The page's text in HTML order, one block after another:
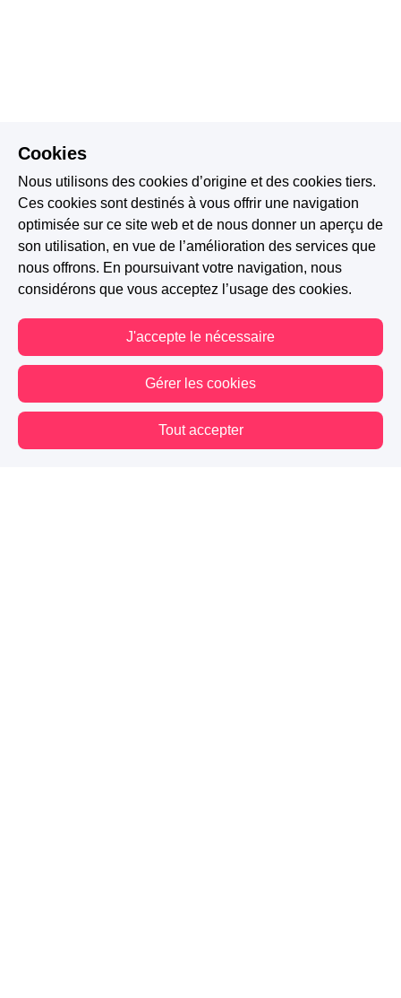
Cookies
Nous utilisons des cookies d’origine et des cookies tiers.
Ces cookies sont destinés à vous offrir une navigation
optimisée sur ce site web et de nous donner un aperçu de
son utilisation, en vue de l’amélioration des services que
nous offrons. En poursuivant votre navigation, nous
considérons que vous acceptez l’usage des cookies.
J'accepte le nécessaire
Gérer les cookies
Tout accepter